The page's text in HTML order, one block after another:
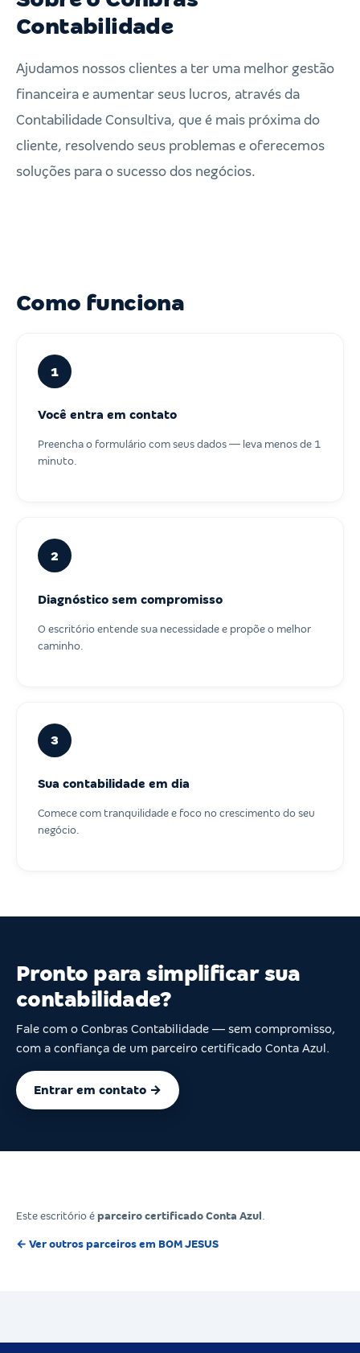
Contabilidade
Ajudamos nossos clientes a ter uma melhor gestão
financeira e aumentar seus lucros, através da
Contabilidade Consultiva, que é mais próxima do
cliente, resolvendo seus problemas e oferecemos
soluções para o sucesso dos negócios.
Como funciona
1
Você entra em contato
Preencha o formulário com seus dados — leva menos de 1
minuto.
2
Diagnóstico sem compromisso
O escritório entende sua necessidade e propõe o melhor
caminho.
3
Sua contabilidade em dia
Comece com tranquilidade e foco no crescimento do seu
negócio.
Pronto para simplificar sua
contabilidade?
Fale com o Conbras Contabilidade — sem compromisso,
com a confiança de um parceiro certificado Conta Azul.
Entrar em contato →
Este escritório é parceiro certificado Conta Azul
← Ver outros parceiros em BOM JESUS